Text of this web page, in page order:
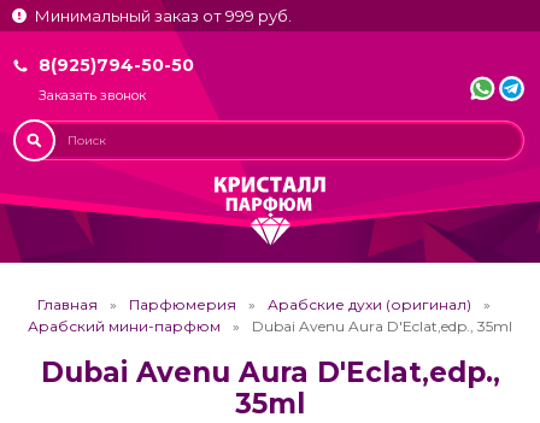
Минимальный заказ от 999 руб.
8(925)794-50-50
Заказать звонок
Главная Парфюмерия
Арабские духи (оригинал)
Арабский мини-парфюм
Dubai Avenu Aura D'Eclat,edp., 35ml
Dubai Avenu Aura D'Eclat,edp.,
35ml